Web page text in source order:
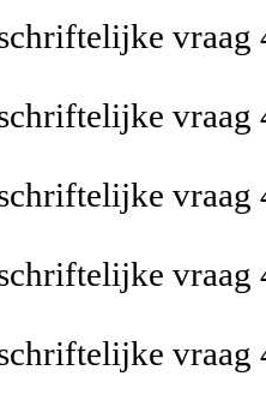
vraag
vraag
vraag
vraag
vraag